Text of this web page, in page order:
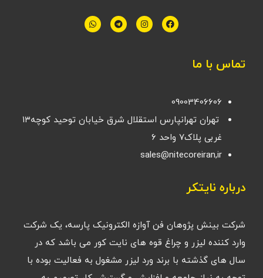
تماس با ما
09003406606
تهران تهرانپارس استقلال شرق خیابان توحید کوچه۱۳
غربی پلاک۷ واحد ۶
sales@nitecoreiran,ir
درباره نایتکر
شرکت بینش پژوهان فن آوازه الکترونیک پارسه، یک شرکت
وارد کننده لیزر و چراغ قوه های نایت کور می باشد که در
سال های گذشته با برند ورد لیزر مشغول به فعالیت بوده با